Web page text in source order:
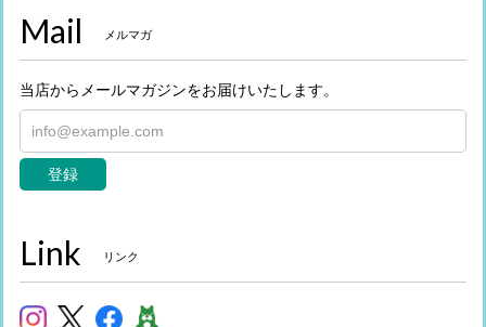
Mail メルマガ
当店からメールマガジンをお届けいたします。
登録
Link リンク